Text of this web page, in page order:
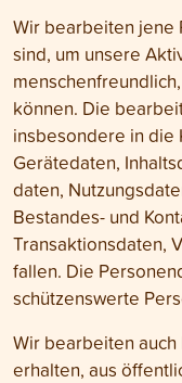
Wir bearbeiten jene
sind, um unsere
können. Die
insbesondere in die
Gerätedaten,
daten,
Bestandes- und
Transaktions­daten,
fallen. Die
schützens­werte
Wir bearbeiten
erhalten, aus